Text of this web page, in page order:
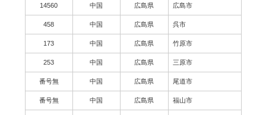
14560 中国 広島県 広島市
458 中国 広島県 呉市
173 中国 広島県 竹原市
253 中国 広島県 三原市
番号無 中国 広島県 尾道市
番号無 中国 広島県 福山市